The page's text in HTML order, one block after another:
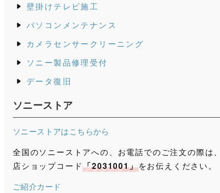
壁掛けテレビ施工
パソコンメンテナンス
カメラセンサークリーニング
ソニー製品修理受付
データ復旧
ソニーストア
ソニーストアはこちらから
全国のソニーストアへの、お電話でのご注文の際は
店ショップコード「2031001」をお伝えください。
ご紹介カード